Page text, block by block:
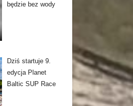
będzie bez wody
Dziś startuje 9.
edycja Planet
Baltic SUP Race